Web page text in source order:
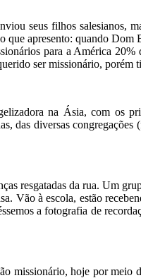
seus filhos salesianos,
que apresento: quando Dom
para a América 20%
ser missionário, porém
na Ásia, com os
das diversas
resgatadas da rua. Um
Vão à escola, estão
a fotografia de
missionário, hoje por meio